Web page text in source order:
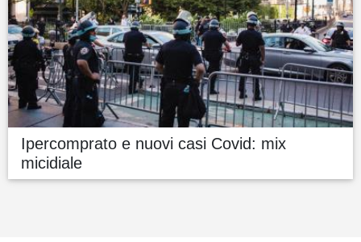
Ipercomprato e nuovi casi Covid: mix
micidiale